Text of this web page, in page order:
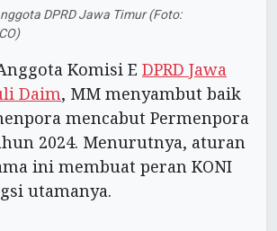
DPRD Jawa Timur (Foto:
Komisi E DPRD Jawa
Daim, MM menyambut baik
mencabut Permenpora
2024. Menurutnya, aturan
ini membuat peran KONI
utamanya.